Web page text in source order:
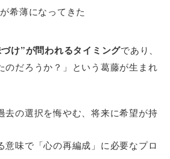
希薄になってきた
け”が問われるタイミングであり、
のだろうか？」という葛藤が生まれ
去の選択を悔やむ、将来に希望が持
意味で「心の再編成」に必要なプロ